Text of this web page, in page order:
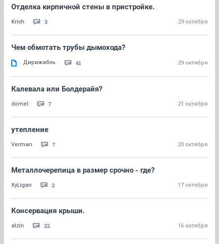
Отделка кирпичной стены в пристройке.
Krish 3 29 октября
Чем обмотать трубы дымохода?
Дирижабль 41 29 октября
Калевала или Болдерайя?
domel 7 21 октября
утепление
Verman 7 20 октября
Металлочерепица в размер срочно - где?
XyLigan 2 17 октября
Консервация крыши.
alzin 22 16 октября